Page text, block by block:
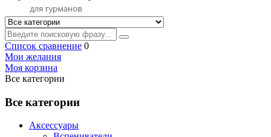
Список сравнение 0
Мои желания
Моя корзина
Все категории
Все категории
Аксессуары